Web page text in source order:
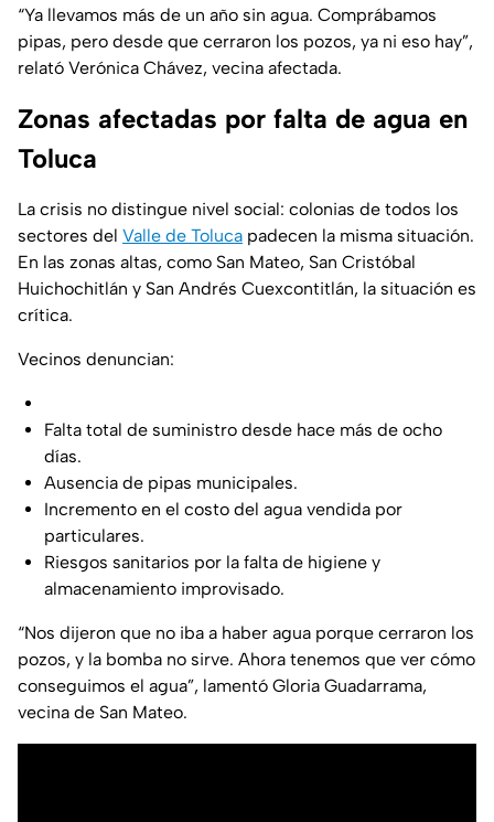
“Ya llevamos más de un año sin agua. Comprábamos
pipas, pero desde que cerraron los pozos, ya ni eso hay”,
relató Verónica Chávez, vecina afectada.
Zonas afectadas por falta de agua en
Toluca
La crisis no distingue nivel social: colonias de todos los
sectores del Valle de Toluca padecen la misma situación.
En las zonas altas, como San Mateo, San Cristóbal
Huichochitlán y San Andrés Cuexcontitlán, la situación es
crítica.
Vecinos denuncian:
Falta total de suministro desde hace más de ocho
días.
Ausencia de pipas municipales.
Incremento en el costo del agua vendida por
particulares.
Riesgos sanitarios por la falta de higiene y
almacenamiento improvisado.
“Nos dijeron que no iba a haber agua porque cerraron los
pozos, y la bomba no sirve. Ahora tenemos que ver cómo
conseguimos el agua”, lamentó Gloria Guadarrama,
vecina de San Mateo.